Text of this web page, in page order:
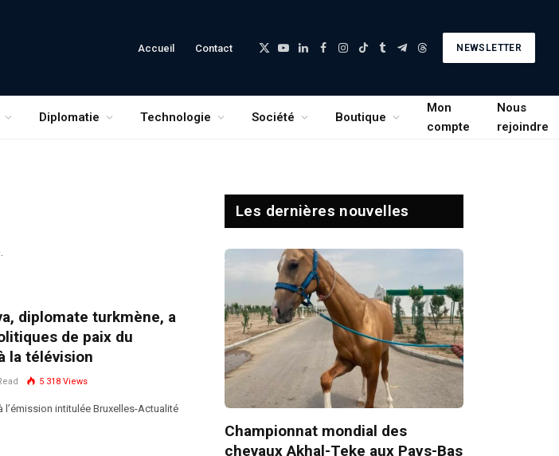
Accueil Contact
X
YouTube
LinkedInFacebook
Instagram
TikTokTumblrTelegramThreads
NEWSLETTER
Diplomatie Technologie Société Boutique
Mon
compte
Nous
rejoindre
diplomate turkmène, a
de paix du
la télévision
5 318 Views
l’émission intitulée Bruxelles-Actualité
Les dernières nouvelles
Championnat mondial des
chevaux Akhal-Teke aux Pays-Bas